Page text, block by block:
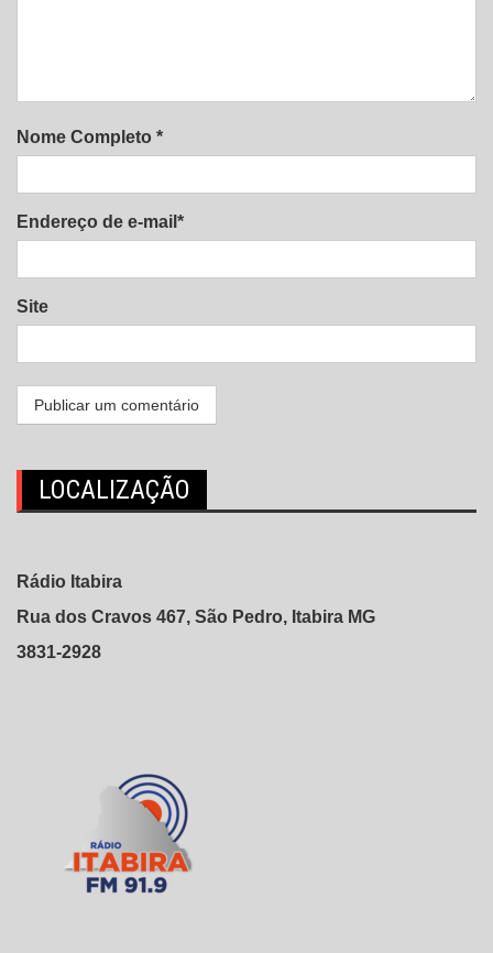
Nome Completo *
Endereço de e-mail*
Site
LOCALIZAÇÃO
Rádio Itabira
Rua dos Cravos 467, São Pedro, Itabira MG
3831-2928